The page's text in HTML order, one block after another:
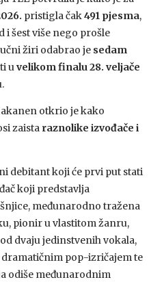
pristigla čak491 pjesma,
i šest više nego prošle
žiri odabrao je sedam
uvelikom finalu 28. veljače
otkrio je kako
zaista raznolike izvođače i
debitant koji će prvi put stati
koji predstavlja
međunarodno tražena
pionir u vlastitom žanru,
dvaju jedinstvenih vokala,
dramatičnim pop-izričajem te
odiše međunarodnim